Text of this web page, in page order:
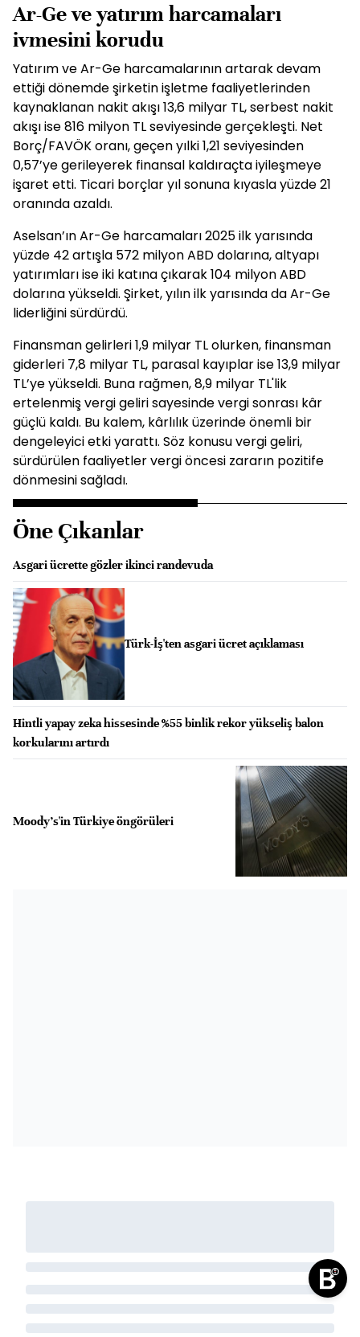
Ar-Ge ve yatırım harcamaları
ivmesini korudu
Yatırım ve Ar-Ge harcamalarının artarak devam
ettiği dönemde şirketin işletme faaliyetlerinden
kaynaklanan nakit akışı 13,6 milyar TL, serbest nakit
akışı ise 816 milyon TL seviyesinde gerçekleşti. Net
Borç/FAVÖK oranı, geçen yılki 1,21 seviyesinden
0,57’ye gerileyerek finansal kaldıraçta iyileşmeye
işaret etti. Ticari borçlar yıl sonuna kıyasla yüzde 21
oranında azaldı.
Aselsan’ın Ar-Ge harcamaları 2025 ilk yarısında
yüzde 42 artışla 572 milyon ABD dolarına, altyapı
yatırımları ise iki katına çıkarak 104 milyon ABD
dolarına yükseldi. Şirket, yılın ilk yarısında da Ar-Ge
liderliğini sürdürdü.
Finansman gelirleri 1,9 milyar TL olurken, finansman
giderleri 7,8 milyar TL, parasal kayıplar ise 13,9 milyar
TL’ye yükseldi. Buna rağmen, 8,9 milyar TL'lik
ertelenmiş vergi geliri sayesinde vergi sonrası kâr
güçlü kaldı. Bu kalem, kârlılık üzerinde önemli bir
dengeleyici etki yarattı. Söz konusu vergi geliri,
sürdürülen faaliyetler vergi öncesi zararın pozitife
dönmesini sağladı.
Öne Çıkanlar
Asgari ücrette gözler ikinci randevuda
Türk-İş'ten asgari ücret açıklaması
Hintli yapay zeka hissesinde %55 binlik rekor yükseliş balon
korkularını artırdı
Moody's'in Türkiye öngörüleri